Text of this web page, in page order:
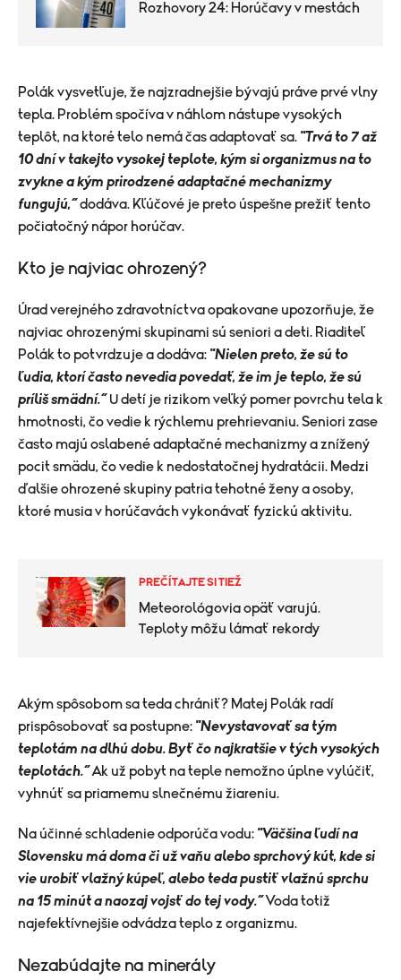
Rozhovory 24: Horúčavy v mestách
​Polák vysvetľuje, že najzradnejšie bývajú práve prvé vlny
tepla. Problém spočíva v náhlom nástupe vysokých
teplôt, na ktoré telo nemá čas adaptovať sa. "Trvá to 7 až
10 dní v takejto vysokej teplote, kým si organizmus na to
zvykne a kým prirodzené adaptačné mechanizmy
fungujú,“dodáva. Kľúčové je preto úspešne prežiť tento
počiatočný nápor horúčav.
Kto je najviac ohrozený?
Úrad verejného zdravotníctva opakovane upozorňuje, že
najviac ohrozenými skupinami sú seniori a deti. Riaditeľ
Polák to potvrdzuje a dodáva: "Nielen preto, že sú to
ľudia, ktorí často nevedia povedať, že im je teplo, že sú
príliš smädní.“ U detí je rizikom veľký pomer povrchu tela k
hmotnosti, čo vedie k rýchlemu prehrievaniu. Seniori zase
často majú oslabené adaptačné mechanizmy a znížený
pocit smädu, čo vedie k nedostatočnej hydratácii. Medzi
ďalšie ohrozené skupiny patria tehotné ženy a osoby,
ktoré musia v horúčavách vykonávať fyzickú aktivitu.
PREČÍTAJTE SI TIEŽ
Meteorológovia opäť varujú.
Teploty môžu lámať rekordy
​Akým spôsobom sa teda chrániť? Matej Polák radí
prispôsobovať sa postupne: "Nevystavovať sa tým
teplotám na dlhú dobu. Byť čo najkratšie v tých vysokých
teplotách.“Ak už pobyt na teple nemožno úplne vylúčiť,
vyhnúť sa priamemu slnečnému žiareniu.
Na účinné schladenie odporúča vodu: "Väčšina ľudí na
Slovensku má doma či už vaňu alebo sprchový kút, kde si
vie urobiť vlažný kúpeľ, alebo teda pustiť vlažnú sprchu
na 15 minút a naozaj vojsť do tej vody.“Voda totiž
najefektívnejšie odvádza teplo z organizmu.
Nezabúdajte na minerály